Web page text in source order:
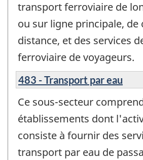
transport ferroviaire de
ou sur ligne principale, de
distance, et des services
ferroviaire de voyageurs.
483 - Transport par eau
Ce sous-secteur
établissements dont
consiste à fournir des
transport par eau de